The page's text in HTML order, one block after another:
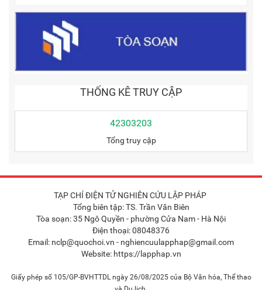
THỐNG KÊ TRUY CẬP
42303203
Tổng truy cập
TẠP CHÍ ĐIỆN TỬ NGHIÊN CỨU LẬP PHÁP
Tổng biên tập: TS. Trần Văn Biên
Tòa soạn: 35 Ngô Quyền - phường Cửa Nam - Hà Nội
Điện thoại: 08048376
Email: nclp@quochoi.vn - nghiencuulapphap@gmail.com
Website: https://lapphap.vn
Giấy phép số 105/GP-BVHTTDL ngày 26/08/2025 của Bộ Văn hóa, Thể thao